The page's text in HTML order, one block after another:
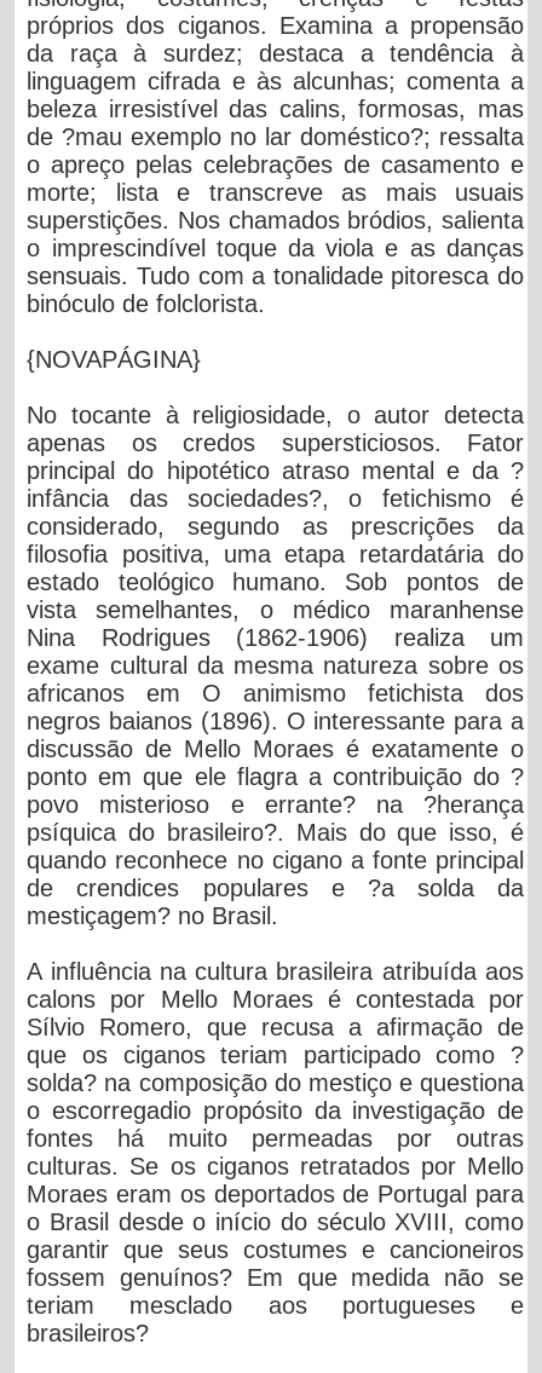
próprios dos ciganos. Examina a propensão
da raça à surdez; destaca a tendência à
linguagem cifrada e às alcunhas; comenta a
beleza irresistível das calins, formosas, mas
de ?mau exemplo no lar doméstico?; ressalta
o apreço pelas celebrações de casamento e
morte; lista e transcreve as mais usuais
superstições. Nos chamados bródios, salienta
o imprescindível toque da viola e as danças
sensuais. Tudo com a tonalidade pitoresca do
binóculo de folclorista.
{NOVAPÁGINA}
No tocante à religiosidade, o autor detecta
apenas os credos supersticiosos. Fator
principal do hipotético atraso mental e da ?
infância das sociedades?, o fetichismo é
considerado, segundo as prescrições da
filosofia positiva, uma etapa retardatária do
estado teológico humano. Sob pontos de
vista semelhantes, o médico maranhense
Nina Rodrigues (1862-1906) realiza um
exame cultural da mesma natureza sobre os
africanos em O animismo fetichista dos
negros baianos (1896). O interessante para a
discussão de Mello Moraes é exatamente o
ponto em que ele flagra a contribuição do ?
povo misterioso e errante? na ?herança
psíquica do brasileiro?. Mais do que isso, é
quando reconhece no cigano a fonte principal
de crendices populares e ?a solda da
mestiçagem? no Brasil.
A influência na cultura brasileira atribuída aos
calons por Mello Moraes é contestada por
Sílvio Romero, que recusa a afirmação de
que os ciganos teriam participado como ?
solda? na composição do mestiço e questiona
o escorregadio propósito da investigação de
fontes há muito permeadas por outras
culturas. Se os ciganos retratados por Mello
Moraes eram os deportados de Portugal para
o Brasil desde o início do século XVIII, como
garantir que seus costumes e cancioneiros
fossem genuínos? Em que medida não se
teriam mesclado aos portugueses e
brasileiros?